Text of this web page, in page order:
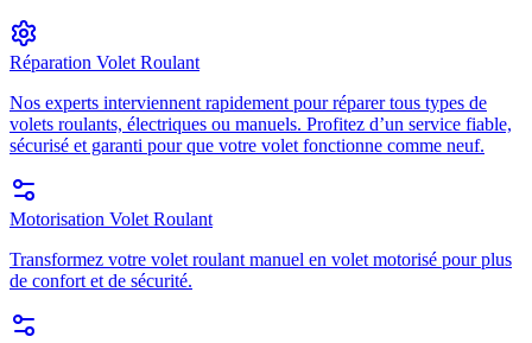
Réparation Volet Roulant
Nos experts interviennent rapidement pour réparer tous types de
volets roulants, électriques ou manuels. Profitez d’un service fiable,
sécurisé et garanti pour que votre volet fonctionne comme neuf.
Motorisation Volet Roulant
Transformez votre volet roulant manuel en volet motorisé pour plus
de confort et de sécurité.